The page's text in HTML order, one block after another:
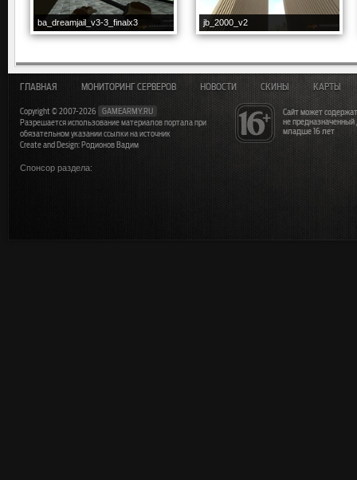
ba_dreamjail_v3-3_finalx3 jb_2000_v2
Сайт может
не
младше 16 лет
ГЛАВНАЯ МОНИТОРИНГ СЕРВЕРОВ НОВОСТИ СКИНЫ КАРТЫ
Copyright © 2007-2026
GAMEARMY.RU
Разрешается использование материалов портала при
обязательном указании ссылки на источник
Create and Design: Родионов Вадим
Спонсор раздела: